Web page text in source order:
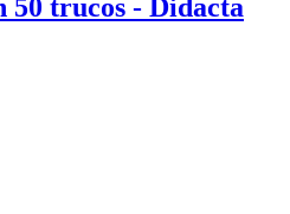
50 trucos - Didacta